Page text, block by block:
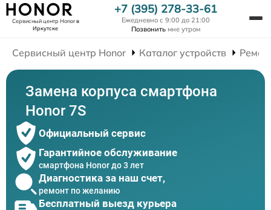
Сервисный центр Honorв
Иркутске
+7 (395) 278-33-61
Ежедневно с 9:00 до 21:00
Позвонить мне утром
Сервисный центр Honor Каталог устройств
Замена корпуса смартфона
Honor 7S
Официальный сервис
Гарантийное обслуживание
смартфона Honor до 3 лет
Диагностика за наш счет,
ремонт по желанию
Бесплатный выезд курьера